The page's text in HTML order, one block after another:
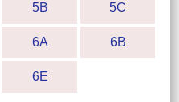
5B 5C
6A 6B
6E